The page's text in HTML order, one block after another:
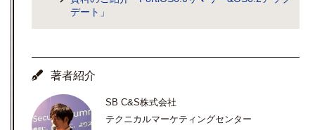
デート」
著者紹介
SB C&S株式会社
テクニカルマーケティングセンター